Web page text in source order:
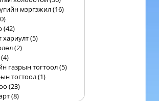
мэргэжил(16)
(42)
хариулт(5)
(2)
(4)
газрын тогтоол(5)
тогтоол(1)
(23)
(8)